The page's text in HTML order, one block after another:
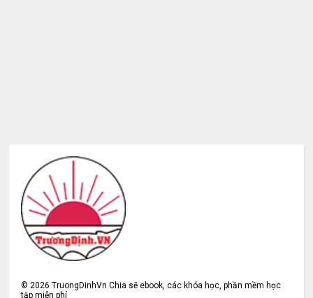
©2026 TruongDinhVn Chia sẽ ebook, các khóa học, phần mềm học
tập miễn phí